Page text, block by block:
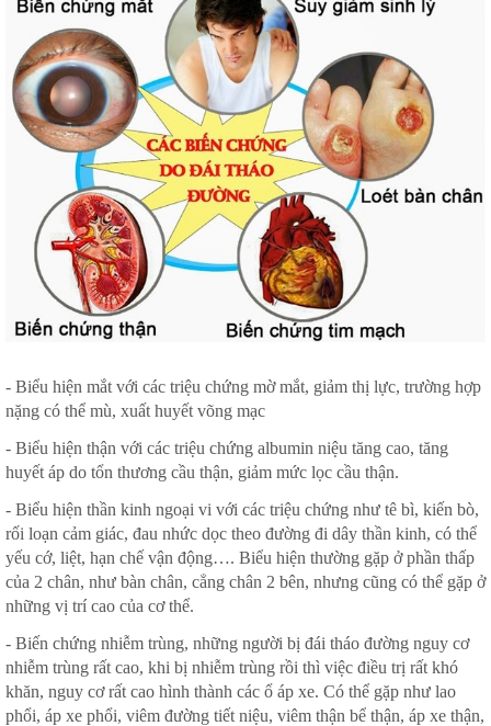
- Biểu hiện mắt với các triệu chứng mờ mắt, giảm thị lực, trường hợp
nặng có thể mù, xuất huyết võng mạc
- Biểu hiện thận với các triệu chứng albumin niệu tăng cao, tăng
huyết áp do tổn thương cầu thận, giảm mức lọc cầu thận.
- Biểu hiện thần kinh ngoại vi với các triệu chứng như tê bì, kiến bò,
rối loạn cảm giác, đau nhức dọc theo đường đi dây thần kinh, có thể
yếu cớ, liệt, hạn chế vận động…. Biểu hiện thường gặp ở phần thấp
của 2 chân, như bàn chân, cẳng chân 2 bên, nhưng cũng có thể gặp ở
những vị trí cao của cơ thể.
- Biến chứng nhiễm trùng, những người bị đái tháo đường nguy cơ
nhiễm trùng rất cao, khi bị nhiễm trùng rồi thì việc điều trị rất khó
khăn, nguy cơ rất cao hình thành các ổ áp xe. Có thể gặp như lao
phổi, áp xe phổi, viêm đường tiết niệu, viêm thận bể thận, áp xe thận,